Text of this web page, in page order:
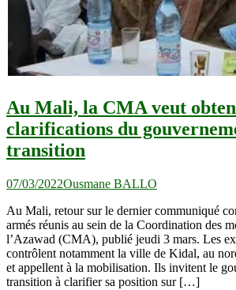
Au Mali, la CMA veut
clarifications du
transition
07/03/2022Ousmane BALLO
Au Mali, retour sur le dernier communiqué
armés réunis au sein de la Coordination des
l’Azawad (CMA), publié jeudi 3 mars. Les
contrôlent notamment la ville de Kidal, au
et appellent à la mobilisation. Ils invitent le
transition à clarifier sa position sur […]